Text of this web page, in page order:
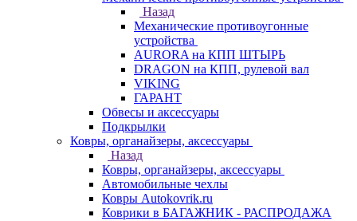
Назад
Механические противоугонные
устройства
AURORA на КПП ШТЫРЬ
DRAGON на КПП, рулевой вал
VIKING
ГАРАНТ
Обвесы и аксессуары
Подкрылки
Ковры, органайзеры, аксессуары
Назад
Ковры, органайзеры, аксессуары
Автомобильные чехлы
Ковры Autokovrik.ru
Коврики в БАГАЖНИК - РАСПРОДАЖА